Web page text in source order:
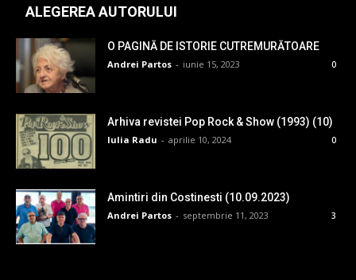
ALEGEREA AUTORULUI
O PAGINĂ DE ISTORIE CUTREMURĂTOARE
Andrei Partos - iunie 15, 2023 0
Arhiva revistei Pop Rock & Show (1993) (10)
Iulia Radu - aprilie 10, 2024 0
Amintiri din Costinesti (10.09.2023)
Andrei Partos - septembrie 11, 2023 3